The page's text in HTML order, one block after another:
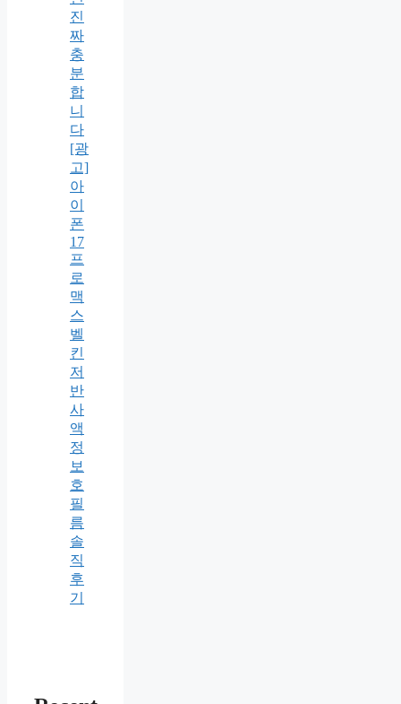
진
짜
충
분
합
니
다
[광
고]
아
이
폰
17
프
로
맥
스
벨
킨
저
반
사
액
정
보
호
필
름
솔
직
후
기